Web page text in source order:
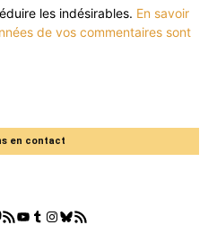
les indésirables. En savoir
de vos commentaires sont
en contact
Flux RSSYouTube
Tumblr
Instagram
Bluesky
GestGame